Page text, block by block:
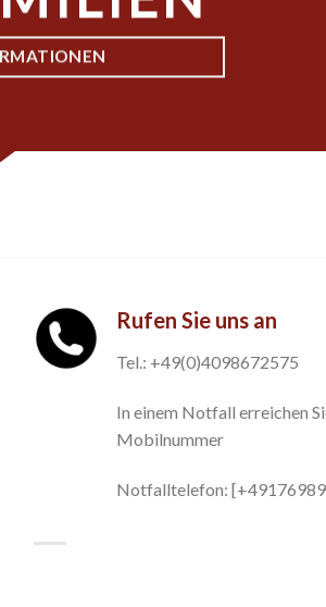
Rufen Sie uns an
Tel.: +49(0)4098672575
In einem Notfall erreichen
Mobilnummer
Notfalltelefon: